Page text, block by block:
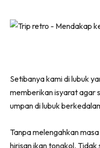
Setibanya kami di lubuk
memberikan isyarat agar
umpan di lubuk
Tanpa melengahkan
hirisan ikan tongkol.